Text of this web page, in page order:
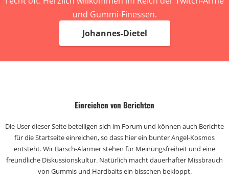
und Gummi-Finessen.
Johannes-Dietel
Einreichen von Berichten
Die User dieser Seite beteiligen sich im Forum und können auch Berichte
für die Startseite einreichen, so dass hier ein bunter Angel-Kosmos
entsteht. Wir Barsch-Alarmer stehen für Meinungsfreiheit und eine
freundliche Diskussionskultur. Natürlich macht dauerhafter Missbrauch
von Gummis und Hardbaits ein bisschen bekloppt.